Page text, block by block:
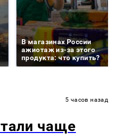
В магазинах России
ажиотаж из-за этого
продукта: что купить?
5 часов назад
чаще